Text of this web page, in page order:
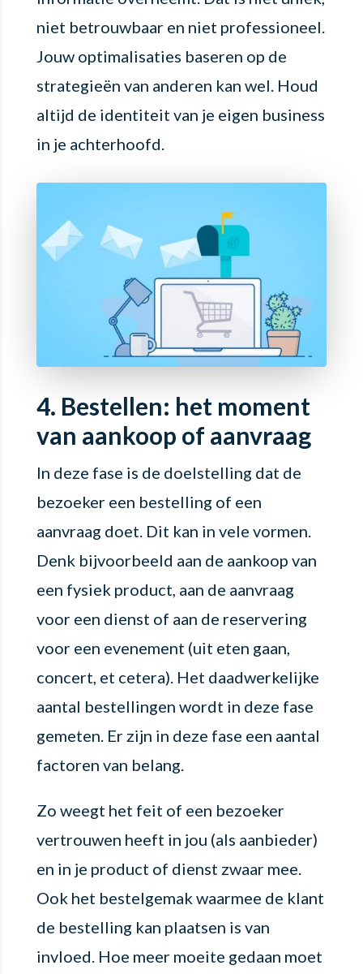
niet betrouwbaar en niet professioneel.
Jouw optimalisaties baseren op de
strategieën van anderen kan wel. Houd
altijd de identiteit van je eigen business
in je achterhoofd.
4. Bestellen: het moment
van aankoop of aanvraag
In deze fase is de doelstelling dat de
bezoeker een bestelling of een
aanvraag doet. Dit kan in vele vormen.
Denk bijvoorbeeld aan de aankoop van
een fysiek product, aan de aanvraag
voor een dienst of aan de reservering
voor een evenement (uit eten gaan,
concert, et cetera). Het daadwerkelijke
aantal bestellingen wordt in deze fase
gemeten. Er zijn in deze fase een aantal
factoren van belang.
Zo weegt het feit of een bezoeker
vertrouwen heeft in jou (als aanbieder)
en in je product of dienst zwaar mee.
Ook het bestelgemak waarmee de klant
de bestelling kan plaatsen is van
invloed. Hoe meer moeite gedaan moet